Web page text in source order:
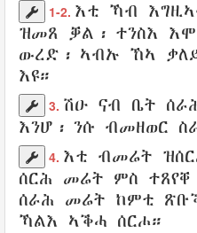
1-2. እቲ ኻብ
ዝመጸ ቓል ፡ ተንስእ
ውረድ ፡ ኣብኡ ኸኣ
እዩ።
3. ሽዑ ናብ ቤት
እንሆ ፡ ንሱ ብመዘወር
4. እቲ ብመሬት
ሰርሕ መሬት ምስ
ሰራሕ መሬት ከምቲ
ኻልእ
ኣቕሓ ሰርሖ።